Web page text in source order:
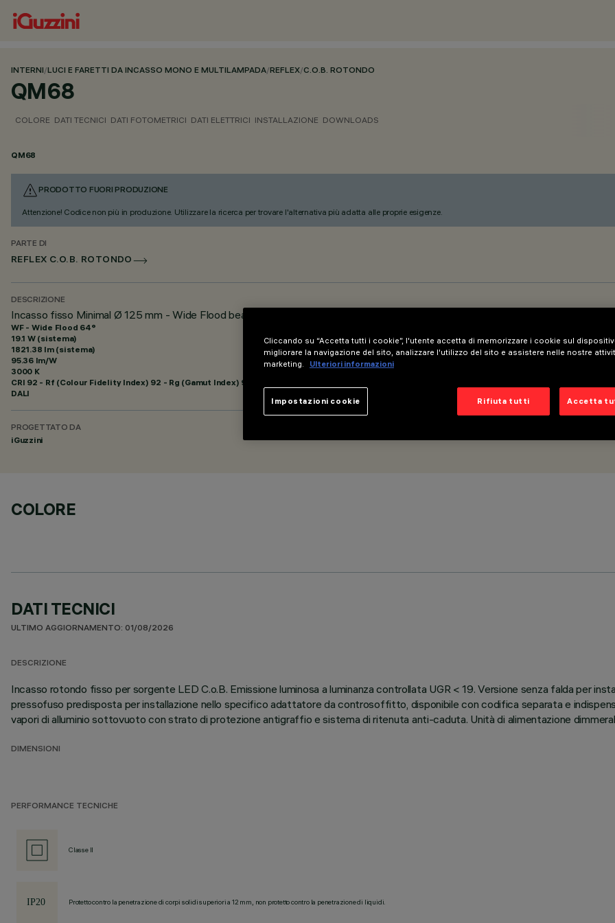
INTERNI/LUCI E FARETTI DA INCASSO MONO E MULTILAMPADA/REFLEX/C.O.B. ROTONDO
QM68
COLORE DATI TECNICI DATI FOTOMETRICI DATI ELETTRICI INSTALLAZIONE DOWNLOADS
QM68
PRODOTTO FUORI PRODUZIONE
Attenzione! Codice non più in produzione. Utilizzare la ricerca per trovare l'alternativa più adatta alle proprie esigenze.
PARTE DI
REFLEX C.O.B. ROTONDO
DESCRIZIONE
Incasso fisso Minimal Ø 125 mm - Wide Flood beam - UGR < 19 - DALI
WF - Wide Flood 64°
19.1 W (sistema)
1821.38 lm (sistema)
95.36 lm/W
3000 K
CRI 92 - Rf (Colour Fidelity Index) 92 - Rg (Gamut Index) 99
DALI
PROGETTATO DA
iGuzzini
COLORE
DATI TECNICI
ULTIMO AGGIORNAMENTO: 01/08/2026
DESCRIZIONE
Incasso rotondo fisso per sorgente LED C.o.B. Emissione luminosa a luminanza controllata UGR < 19. Versione senza falda per
pressofuso predisposta per installazione nello specifico adattatore da controsoffitto, disponibile con codifica separata e
vapori di alluminio sottovuoto con strato di protezione antigraffio e sistema di ritenuta anti-caduta. Unità di alimentazione
DIMENSIONI
PERFORMANCE TECNICHE
Classe II
Protetto contro la penetrazione di corpi solidi superiori a 12 mm, non protetto contro la penetrazione di liquidi.
Cliccando su “Accetta tutti i cookie”, l'utente accetta di memorizzare i cookie sul
migliorare la navigazione del sito, analizzare l'utilizzo del sito e assistere nelle nostre
marketing.
Ulteriori informazioni
Rifiuta tutti Accetta
Impostazioni cookie